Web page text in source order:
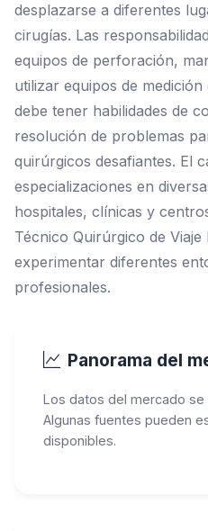
desplazarse a diferentes
cirugías. Las
equipos de perforación,
utilizar equipos de
debe tener habilidades de
resolución de problemas
quirúrgicos desafiantes. El
especializaciones en
hospitales, clínicas y
Técnico Quirúrgico de
experimentar diferentes
profesionales.
Panorama del
Los datos del mercado se
Algunas fuentes pueden
disponibles.